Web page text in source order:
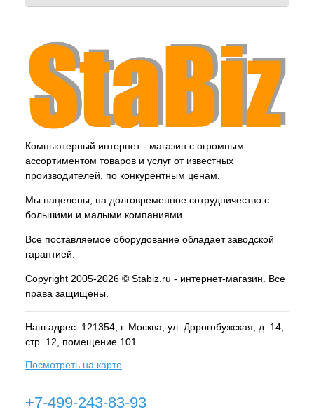
Компьютерный интернет - магазин с огромным
ассортиментом товаров и услуг от известных
производителей, по конкурентным ценам.
Мы нацелены, на долговременное сотрудничество с
большими и малыми компаниями .
Все поставляемое оборудование обладает заводской
гарантией.
Copyright 2005-2026 © Stabiz.ru - интернет-магазин. Все
права защищены.
Наш адрес: 121354, г. Москва , ул. Дорогобужская, д. 14,
стр. 12, помещение 101
Посмотреть на карте
+7-499-243-83-93